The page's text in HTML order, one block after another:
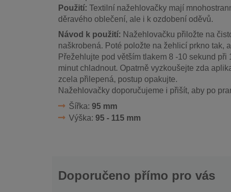
Použití: Textilní nažehlovačky mají
děravého oblečení, ale i k ozdobení oděvů.
Návod k použití: Nažehlovačku přiložte na
naškrobená. Poté položte na žehlicí prkno tak,
Přežehlujte pod větším tlakem 8 -10 sekund
minut chladnout. Opatrně vyzkoušejte zda
zcela přilepená, postup opakujte.
Nažehlovačky doporučujeme i přišít, aby po
Šířka: 95 mm
Výška: 95 - 115 mm
Doporučeno přímo pro vás